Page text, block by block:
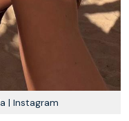
| Instagram